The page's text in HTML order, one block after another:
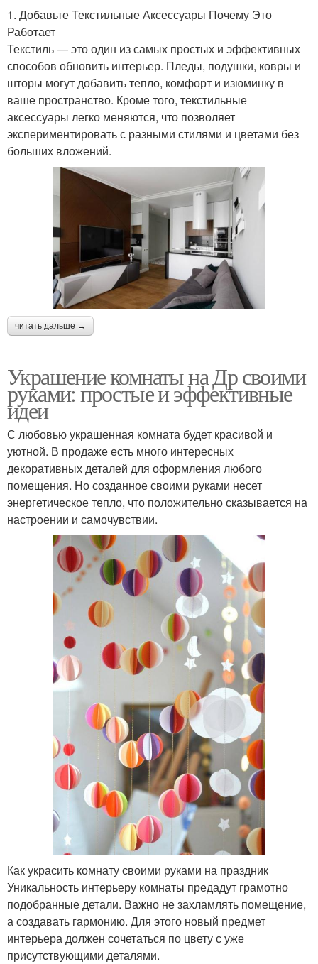
1. Добавьте Текстильные Аксессуары Почему Это
Работает
Текстиль — это один из самых простых и эффективных
способов обновить интерьер. Пледы, подушки, ковры и
шторы могут добавить тепло, комфорт и изюминку в
ваше пространство. Кроме того, текстильные
аксессуары легко меняются, что позволяет
экспериментировать с разными стилями и цветами без
больших вложений.
читать дальше →
Украшение комнаты на Др своими
руками: простые и эффективные
идеи
С любовью украшенная комната будет красивой и
уютной. В продаже есть много интересных
декоративных деталей для оформления любого
помещения. Но созданное своими руками несет
энергетическое тепло, что положительно сказывается на
настроении и самочувствии.
Как украсить комнату своими руками на праздник
Уникальность интерьеру комнаты предадут грамотно
подобранные детали. Важно не захламлять помещение,
а создавать гармонию. Для этого новый предмет
интерьера должен сочетаться по цвету с уже
присутствующими деталями.